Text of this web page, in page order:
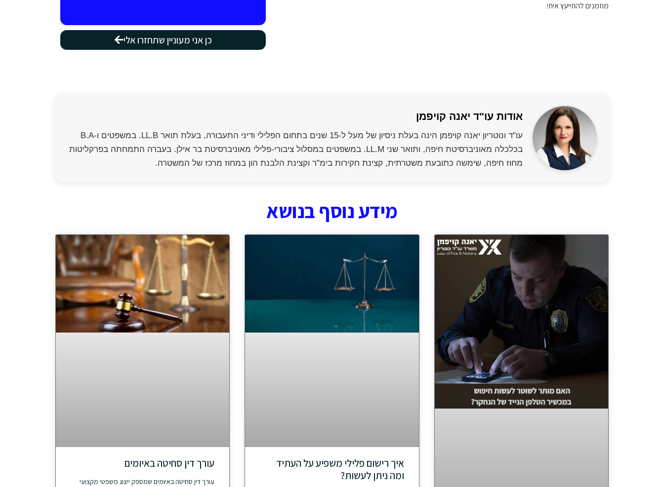
מוזמנים להתייעץ איתי.
כן אני מעוניין שתחזרו אלי
אודות עו"ד יאנה קויפמן
עו"ד ונוטריון יאנה קויפמן הינה בעלת ניסיון של מעל ל-15 שנים בתחום הפלילי ודיני התעבורה, בעלת תואר LL.B. במשפטים ו-B.A
בכלכלה מאוניברסיטת חיפה, ותואר שני LL.M. במשפטים במסלול ציבורי-פלילי מאוניברסיטת בר אילן. בעברה התמחתה בפרקליטות
מחוז חיפה, שימשה כתובעת משטרתית, קצינת חקירות בימ"ר וקצינת הלבנת הון במחוז מרכז של המשטרה.
מידע נוסף בנושא
איך רישום פלילי משפיע על העתיד
ומה ניתן לעשות?
עורך דין סחיטה באיומים
עורך דין סחיטה באיומים שמספק ייצוג משפטי מקצועי